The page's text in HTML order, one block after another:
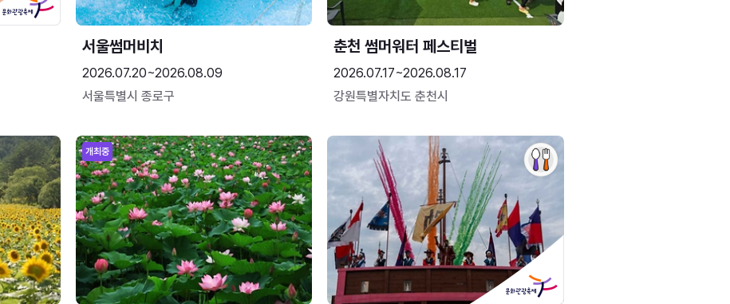
서울썸머비치
2026.07.20~2026.08.09
서울특별시 종로구
춘천 썸머워터 페스티벌
2026.07.17~2026.08.17
강원특별자치도 춘천시
개최중